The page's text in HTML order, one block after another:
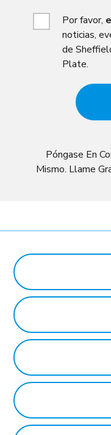
Por favor,
noticias,
de
Plate.
Póngase En
Mismo. Llame